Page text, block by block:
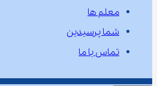
معلم ها
شما پرسیدین
تماس با ما